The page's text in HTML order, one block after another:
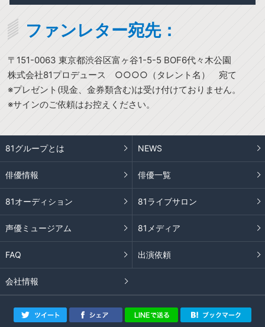
ファンレター宛先：
〒151-0063 東京都渋谷区富ヶ谷1-5-5 BOF6代々木公園
株式会社81プロデュース ○○○○（タレント名） 宛て
※プレゼント(現金、金券類含む)は受け付けておりません。
※サインのご依頼はお控えください。
81グループとは NEWS
俳優情報 俳優一覧
81オーディション 81ライブサロン
声優ミュージアム 81メディア
FAQ 出演依頼
会社情報